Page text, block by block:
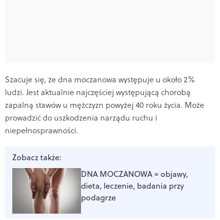
Szacuje się, że dna moczanowa występuje u około 2%
ludzi. Jest aktualnie najczęściej występującą chorobą
zapalną stawów u mężczyzn powyżej 40 roku życia. Może
prowadzić do uszkodzenia narządu ruchu i
niepełnosprawności.
Zobacz także:
DNA MOCZANOWA = objawy,
dieta, leczenie, badania przy
podagrze